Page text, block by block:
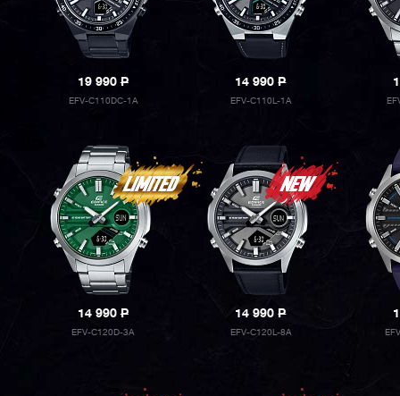
19 990P
EFV-C110DC-1A
14 990P
EFV-C110L-1A
14 990P
EFV-C120D-3A
14 990P
EFV-C120L-8A